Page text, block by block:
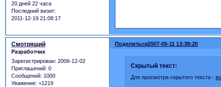
20 дней 22 часа
Последний визит:
2011-12-19 21:08:17
Поделиться2007-05-11 13:38:20
Смотрящий
Разработчик
Зарегистрирован: 2006-12-02
Приглашений: 0
Сообщений: 1000
Уважение: +1219
Скрытый текст:
Для просмотра скрытого текста -